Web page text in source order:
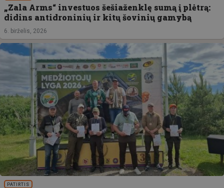
„Zala Arms“ investuos šešiaženklę sumą į plėtrą:
didins antidroninių ir kitų šovinių gamybą
6. birželis, 2026
PATIRTIS